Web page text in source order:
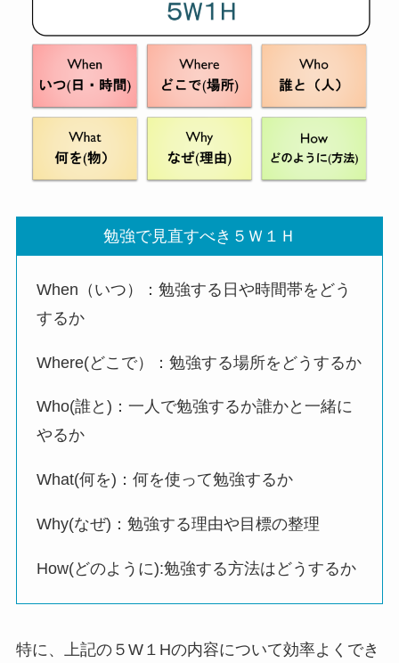
勉強で見直すべき５Ｗ１Ｈ
When（いつ）：勉強する日や時間帯をどう
するか
Where(どこで）：勉強する場所をどうするか
Who(誰と)：一人で勉強するか誰かと一緒に
やるか
What(何を)：何を使って勉強するか
Why(なぜ)：勉強する理由や目標の整理
How(どのように):勉強する方法はどうするか
特に、上記の５W１Hの内容について効率よくでき